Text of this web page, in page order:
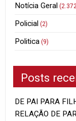
Notícia Geral
Policial (2)
Politica (9)
Posts
DE PAI PARA
RELAÇÃO DE